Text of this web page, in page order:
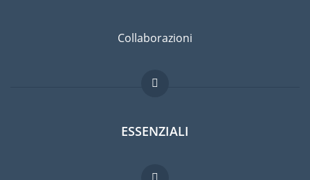
Collaborazioni
ESSENZIALI